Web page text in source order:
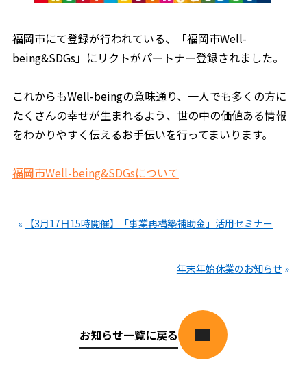
福岡市にて登録が行われている、「福岡市Well-
being&SDGs」にリクトがパートナー登録されました。
これからもWell-beingの意味通り、一人でも多くの方に
たくさんの幸せが生まれるよう、世の中の価値ある情報
をわかりやすく伝えるお手伝いを行ってまいります。
福岡市Well-being&SDGsについて
« 【3月17日15時開催】「事業再構築補助金」活用セミナー
年末年始休業のお知らせ »
お知らせ一覧に戻る